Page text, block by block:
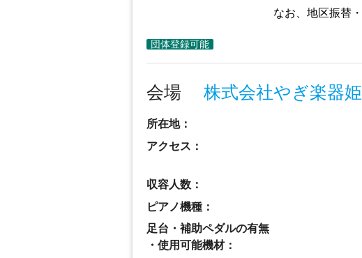
なお、地区振替
会場株式会社やぎ楽器
所在地：
アクセス：
収容人数：
ピアノ機種：
足台・補助ペダルの有無
・使用可能機材：